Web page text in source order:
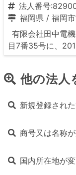
法人番号
福岡県 / 福岡
有限会社田中電
目7番35号に、
他の法人
新規登録され
商号又は名称
国内所在地が